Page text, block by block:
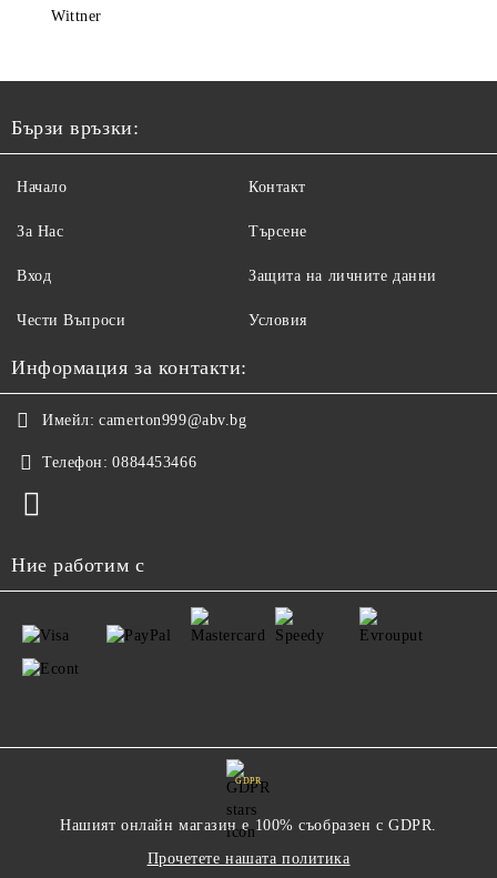
Wittner
Бързи връзки:
Начало
За Нас
Вход
Чести Въпроси
Контакт
Търсене
Защита на личните данни
Условия
Информация за контакти:
Имейл: camerton999@abv.bg
Телефон: 0884453466
Ние работим с
GDPR
Нашият онлайн магазин е 100% съобразен с GDPR.
Прочетете нашата политика